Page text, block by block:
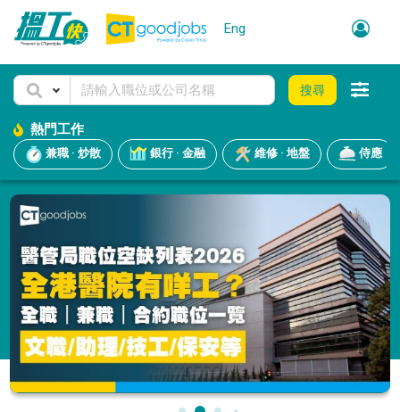
Eng
搜尋
熱門工作
兼職 · 炒散 銀行 · 金融 維修 · 地盤 侍應